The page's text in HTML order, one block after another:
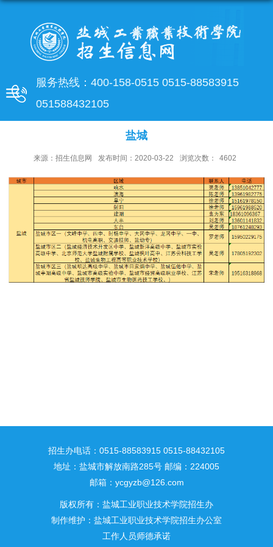
服务热线：400-158-0515 0515-88583915
051588432105
盐城
来源：招生信息网 发布时间：2020-03-22 浏览次数： 4602
招生办电话：0515-88583915 0515-88432105
地址：盐城市解放南路285号 邮编：224005
邮箱：ycgyzb@126.com
版权所有：盐城工业职业技术学院招生办
制作维护：盐城工业职业技术学院招生办公室
工作人员师德承诺